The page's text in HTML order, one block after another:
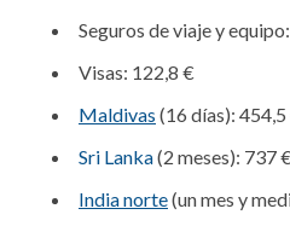
Seguros de viaje y
Visas: 122,8 €
Maldivas (16 días):
Sri Lanka(2 meses): 737
India norte(un mes y